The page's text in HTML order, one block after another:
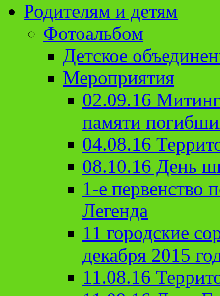
Родителям и детям
Фотоальбом
Детское
Мероприятия
02.09.16
памяти
04.08.16
08.10.16 День
1-е первенство
Легенда
11 городские
декабря 2015
11.08.16